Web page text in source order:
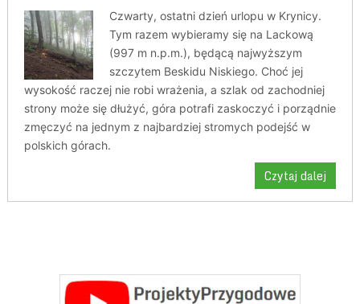
Czwarty, ostatni dzień urlopu w Krynicy.
Tym razem wybieramy się na Lackową
(997 m n.p.m.), będącą najwyższym
szczytem Beskidu Niskiego. Choć jej
wysokość raczej nie robi wrażenia, a szlak od zachodniej
strony może się dłużyć, góra potrafi zaskoczyć i porządnie
zmęczyć na jednym z najbardziej stromych podejść w
polskich górach.
Czytaj dalej